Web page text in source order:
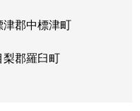
津郡中標津町
梨郡羅臼町